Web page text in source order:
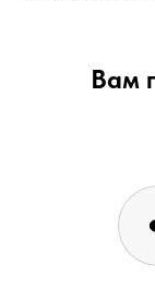
Вам